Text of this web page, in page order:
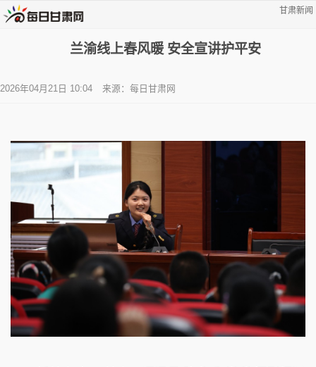
甘肃新闻
兰渝线上春风暖 安全宣讲护平安
2026年04月21日 10:04 来源：每日甘肃网